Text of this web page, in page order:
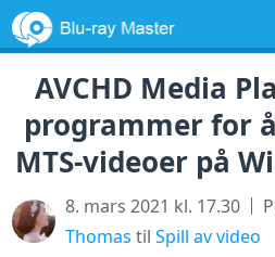
AVCHD Media
programmer for
MTS-videoer på
8. mars 2021 kl. 17.30
Thomas tilSpill av video